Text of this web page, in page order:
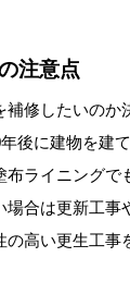
注意点
修したいのか
後に建物を建
ライニングで
場合は更新工事
高い更生工事